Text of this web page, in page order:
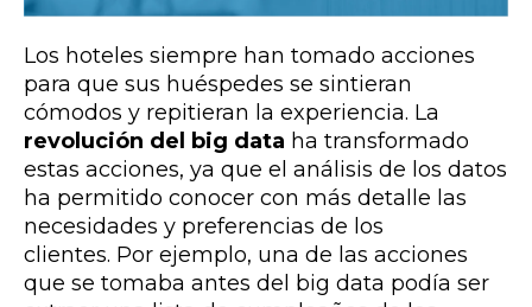
Los hoteles siempre han tomado acciones
para que sus huéspedes se sintieran
cómodos y repitieran la experiencia. La
revolución del big data ha transformado
estas acciones, ya que el análisis de los datos
ha permitido conocer con más detalle las
necesidades y preferencias de los
clientes. Por ejemplo, una de las acciones
que se tomaba antes del big data podía ser